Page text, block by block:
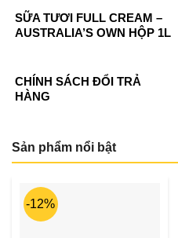
SỮA TƯƠI FULL CREAM –
AUSTRALIA’S OWN HỘP 1L
CHÍNH SÁCH ĐỔI TRẢ
HÀNG
Sản phẩm nổi bật
-12%